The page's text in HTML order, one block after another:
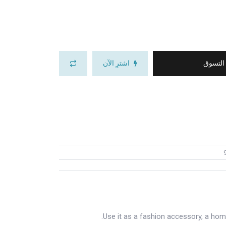
التسوق اشترِ الآن
Use it as a fashion accessory, a